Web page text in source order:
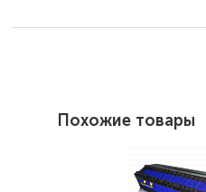
Похожие товары